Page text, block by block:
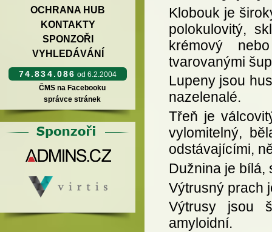
OCHRANA HUB
KONTAKTY
SPONZOŘI
VYHLEDÁVÁNÍ
74.834.086 od 6.2.2004
ČMS na Facebooku
správce stránek
Klobouk je
polokulovitý,
krémový
tvarovanými
Lupeny jsou
nazelenalé.
Třeň je
vylomitelný,
odstávajícími,
Dužnina je bílá,
Výtrusný prach
Výtrusy jsou
amyloidní.